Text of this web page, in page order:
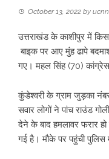
October 13, 2022 by
उत्तराखंड के काशीपुर में
बाइक पर आए मुंह ढापे
गए। महल सिंह (70)
कुंडेश्वरी के ग्राम जुड़का
सवार लोगों ने पांच राउंड
देने के बाद हमलावर फरार
गई है। मौके पर पहुंची